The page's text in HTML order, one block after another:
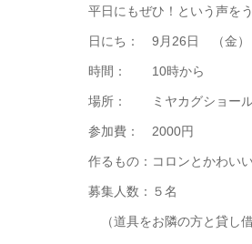
平日にもぜひ！という声を
日にち： 9月26日 （金）
時間： 10時から
場所： ミヤカグショール
参加費： 2000円
作るもの：コロンとかわい
募集人数：５名
（道具をお隣の方と貸し